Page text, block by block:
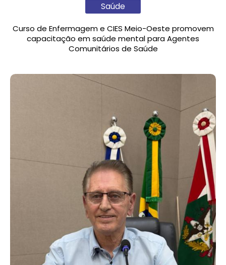
Saúde
Curso de Enfermagem e CIES Meio-Oeste promovem
capacitação em saúde mental para Agentes
Comunitários de Saúde